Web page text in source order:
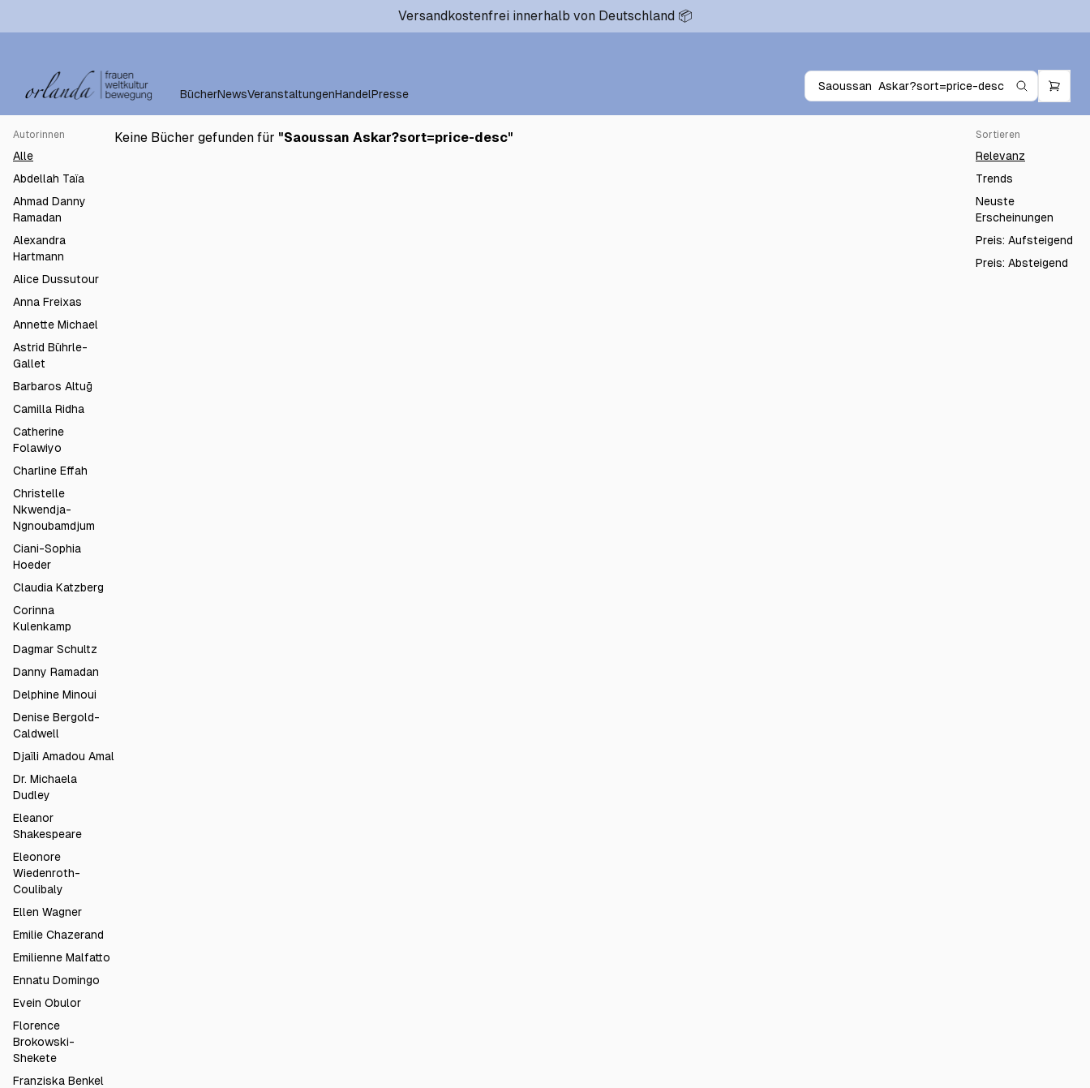
Versandkostenfrei innerhalb von Deutschland 📦
BücherNewsVeranstaltungenHandelPresse
Autorinnen
Alle
Abdellah Taïa
Ahmad Danny
Ramadan
Alexandra
Hartmann
Alice Dussutour
Anna Freixas
Annette Michael
Astrid Bührle-
Gallet
Barbaros Altuğ
Camilla Ridha
Catherine
Folawiyo
Charline Effah
Christelle
Nkwendja-
Ngnoubamdjum
Ciani-Sophia
Hoeder
Claudia Katzberg
Corinna
Kulenkamp
Dagmar Schultz
Danny Ramadan
Delphine Minoui
Denise Bergold-
Caldwell
Djaïli Amadou Amal
Dr. Michaela
Dudley
Eleanor
Shakespeare
Eleonore
Wiedenroth-
Coulibaly
Ellen Wagner
Emilie Chazerand
Emilienne Malfatto
Ennatu Domingo
Evein Obulor
Florence
Brokowski-
Shekete
Franziska Benkel
Keine Bücher gefunden für "Saoussan Askar?sort=price-desc" Sortieren
Relevanz
Trends
Neuste
Erscheinungen
Preis: Aufsteigend
Preis: Absteigend